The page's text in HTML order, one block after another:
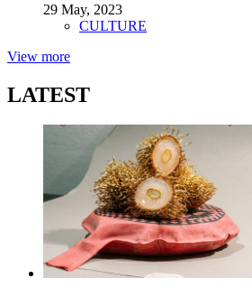
29 May, 2023
CULTURE
View more
LATEST